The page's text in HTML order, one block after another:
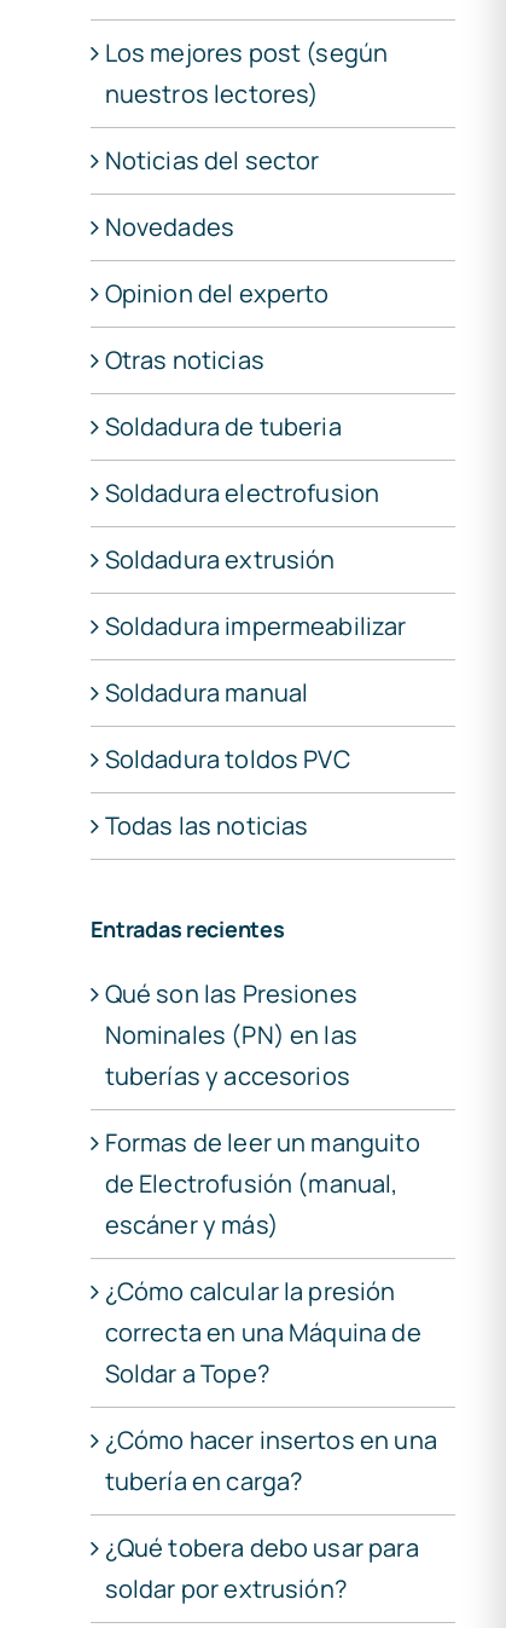
Los mejores post (según
nuestros lectores)
Noticias del sector
Novedades
Opinion del experto
Otras noticias
Soldadura de tuberia
Soldadura electrofusion
Soldadura extrusión
Soldadura impermeabilizar
Soldadura manual
Soldadura toldos PVC
Todas las noticias
Entradas recientes
Qué son las Presiones
Nominales (PN) en las
tuberías y accesorios
Formas de leer un manguito
de Electrofusión (manual,
escáner y más)
¿Cómo calcular la presión
correcta en una Máquina de
Soldar a Tope?
¿Cómo hacer insertos en una
tubería en carga?
¿Qué tobera debo usar para
soldar por extrusión?